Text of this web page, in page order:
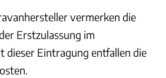
vermerken die
Erstzulassung im
dieser Eintragung entfallen die